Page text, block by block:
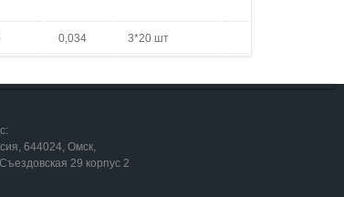
0,034 3*20 шт
644024, Омск,
29 корпус 2